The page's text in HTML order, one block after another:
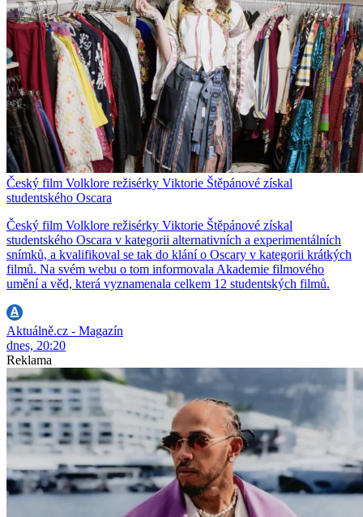
Český film Volklore režisérky Viktorie Štěpánové získal
studentského Oscara
Český film Volklore režisérky Viktorie Štěpánové získal
studentského Oscara v kategorii alternativních a experimentálních
snímků, a kvalifikoval se tak do klání o Oscary v kategorii krátkých
filmů. Na svém webu o tom informovala Akademie filmového
umění a věd, která vyznamenala celkem 12 studentských filmů.
Aktuálně.cz - Magazín
dnes, 20:20
Reklama